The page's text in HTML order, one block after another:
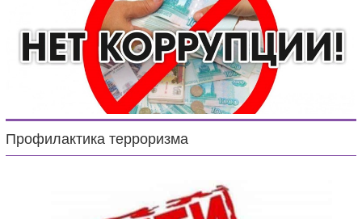
Профилактика терроризма